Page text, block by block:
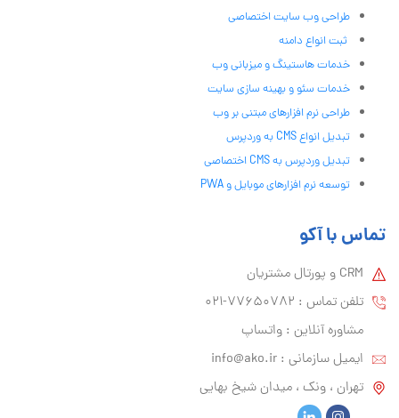
طراحی وب سایت اختصاصی
ثبت انواع دامنه
خدمات هاستینگ و میزبانی وب
خدمات سئو و بهینه سازی سایت
طراحی نرم افزارهای مبتنی بر وب
تبدیل انواع CMS به وردپرس
تبدیل وردپرس به CMS اختصاصی
توسعه نرم افزارهای موبایل و PWA
تماس با آکو
CRM و پورتال مشتریان
تلفن تماس :‌ 77650782-021
مشاوره آنلاین : واتساپ
ایمیل سازمانی :‌ info@ako.ir
تهران ، ونک ، میدان شیخ بهایی